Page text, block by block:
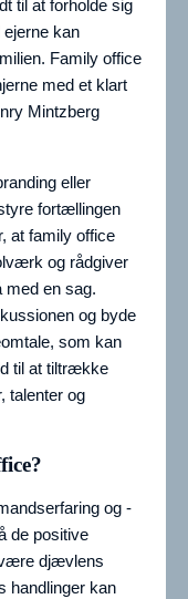
til at forholde sig
kan
Family office
med et klart
Mintzberg
eller
fortællingen
at family office
og rådgiver
med en sag.
og byde
som kan
til at tiltrække
talenter og
og -
de positive
være djævlens
handlinger kan